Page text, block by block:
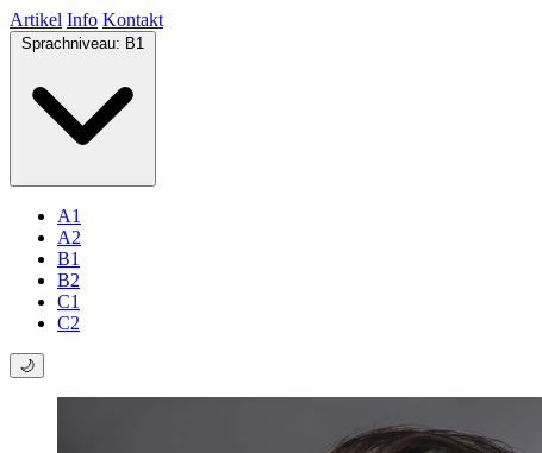
Artikel Info Kontakt
Sprachniveau: B1
A1
A2
B1
B2
C1
C2
🌙